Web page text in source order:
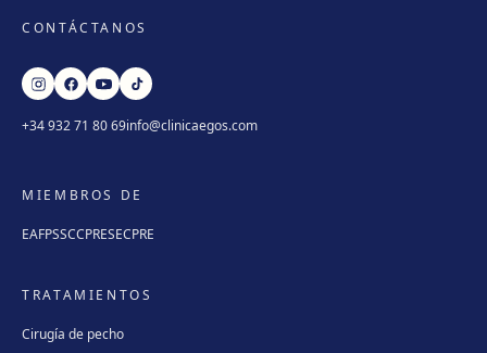
CONTÁCTANOS
+34 932 71 80 69info@clinicaegos.com
MIEMBROS DE
EAFPSSCCPRESECPRE
TRATAMIENTOS
Cirugía de pecho